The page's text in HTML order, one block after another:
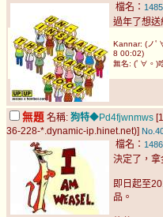
檔名：
過年了想
Kannar: (ノﾟ
8 00:02)
無名: (ﾟ∀。)
無題 名稱: 狗特◆Pd4fjwnmws
36-228-*.dynamic-ip.hinet.net)]
檔名：
決定了，拿
即日起至
品。